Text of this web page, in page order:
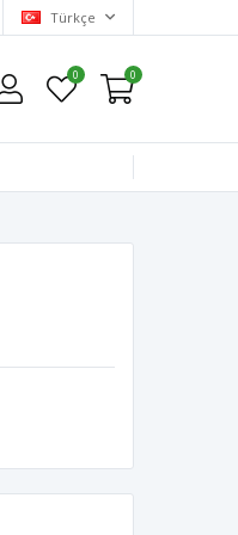
Türkçe
0 0